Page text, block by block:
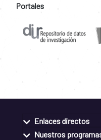
Portales
Enlaces directos
Nuestros